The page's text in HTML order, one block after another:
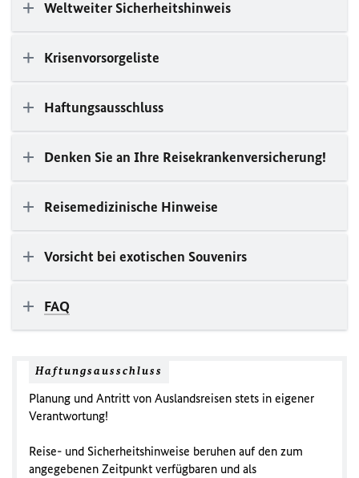
Weltweiter Sicherheitshinweis
Krisenvorsorgeliste
Haftungsausschluss
Denken Sie an Ihre Reisekrankenversicherung!
Reisemedizinische Hinweise
Vorsicht bei exotischen Souvenirs
FAQ
Haftungsausschluss
Planung und Antritt von Auslandsreisen stets in eigener
Verantwortung!
Reise- und Sicherheitshinweise beruhen auf den zum
angegebenen Zeitpunkt verfügbaren und als